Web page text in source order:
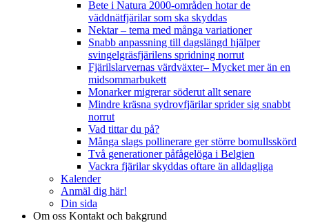
Bete i Natura 2000-områden hotar de
väddnätfjärilar som ska skyddas
Nektar – tema med många variationer
Snabb anpassning till dagslängd hjälper
svingelgräsfjärilens spridning norrut
Fjärilslarvernas värdväxter– Mycket mer än en
midsommarbukett
Monarker migrerar söderut allt senare
Mindre kräsna sydrovfjärilar sprider sig snabbt
norrut
Vad tittar du på?
Många slags pollinerare ger större bomullsskörd
Två generationer påfågelöga i Belgien
Vackra fjärilar skyddas oftare än alldagliga
Kalender
Anmäl dig här!
Din sida
Om oss Kontakt och bakgrund